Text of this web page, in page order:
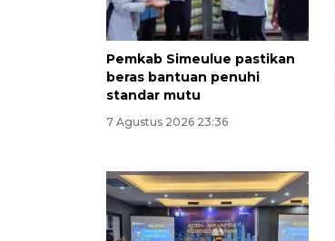
Pemkab Simeulue pastikan
beras bantuan penuhi
standar mutu
7 Agustus 2026 23:36